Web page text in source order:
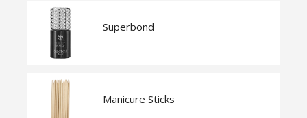
Superbond
Manicure Sticks